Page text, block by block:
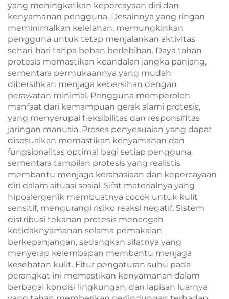
yang meningkatkan kepercayaan diri dan
kenyamanan pengguna. Desainnya yang ringan
meminimalkan kelelahan, memungkinkan
pengguna untuk tetap menjalankan aktivitas
sehari-hari tanpa beban berlebihan. Daya tahan
protesis memastikan keandalan jangka panjang,
sementara permukaannya yang mudah
dibersihkan menjaga kebersihan dengan
perawatan minimal. Pengguna memperoleh
manfaat dari kemampuan gerak alami protesis,
yang menyerupai fleksibilitas dan responsifitas
jaringan manusia. Proses penyesuaian yang dapat
disesuaikan memastikan kenyamanan dan
fungsionalitas optimal bagi setiap pengguna,
sementara tampilan protesis yang realistis
membantu menjaga kerahasiaan dan kepercayaan
diri dalam situasi sosial. Sifat materialnya yang
hipoalergenik membuatnya cocok untuk kulit
sensitif, mengurangi risiko reaksi negatif. Sistem
distribusi tekanan protesis mencegah
ketidaknyamanan selama pemakaian
berkepanjangan, sedangkan sifatnya yang
menyerap kelembapan membantu menjaga
kesehatan kulit. Fitur pengaturan suhu pada
perangkat ini memastikan kenyamanan dalam
berbagai kondisi lingkungan, dan lapisan luarnya